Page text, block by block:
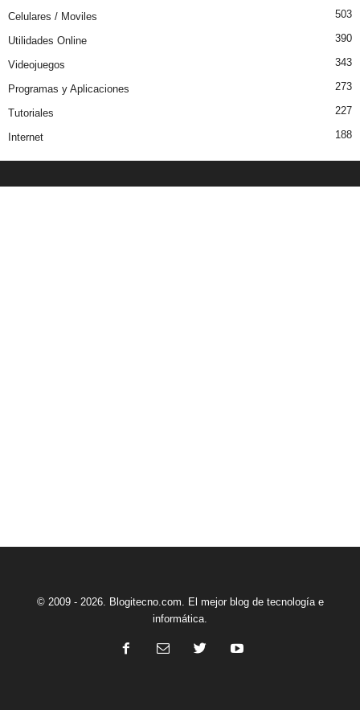
Celulares / Moviles 503
Utilidades Online 390
Videojuegos 343
Programas y Aplicaciones 273
Tutoriales 227
Internet 188
© 2009 - 2026. Blogitecno.com. El mejor blog de tecnología e
informática.